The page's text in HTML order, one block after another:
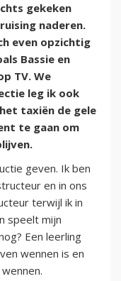
gekeken
naderen.
even opzichtig
Bassie en
TV. We
leg ik ook
taxiën de gele
te gaan om
geven. Ik ben
en in ons
terwijl ik in
speelt mijn
Een leerling
wennen is en